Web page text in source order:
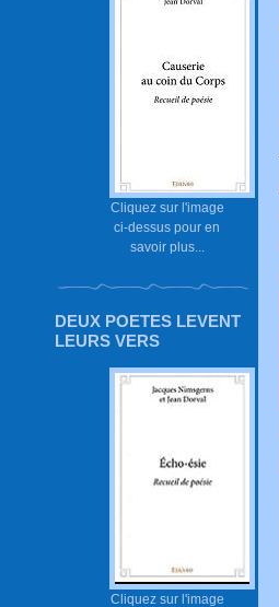
Cliquez sur l'image
ci-dessus pour en
savoir plus...
DEUX POETES LEVENT
LEURS VERS
Cliquez sur l'image